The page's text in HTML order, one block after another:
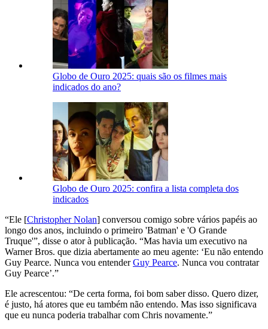
Globo de Ouro 2025: quais são os filmes mais
indicados do ano?
Globo de Ouro 2025: confira a lista completa dos
indicados
“Ele [Christopher Nolan] conversou comigo sobre vários papéis ao
longo dos anos, incluindo o primeiro 'Batman' e 'O Grande
Truque'”, disse o ator à publicação. “Mas havia um executivo na
Warner Bros. que dizia abertamente ao meu agente: ‘Eu não entendo
Guy Pearce. Nunca vou entenderGuy Pearce. Nunca vou contratar
Guy Pearce’.”
Ele acrescentou: “De certa forma, foi bom saber disso. Quero dizer,
é justo, há atores que eu também não entendo. Mas isso significava
que eu nunca poderia trabalhar com Chris novamente.”